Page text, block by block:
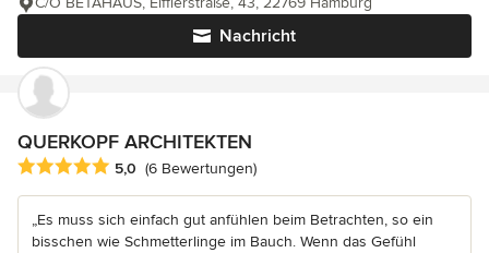
Nachricht
QUERKOPF ARCHITEKTEN
Durchschnittliche Bewertung: 5 von 5 Sternen
5,0 (6 Bewertungen)
„Es muss sich einfach gut anfühlen beim Betrachten, so ein
bisschen wie Schmetterlinge im Bauch. Wenn das Gefühl